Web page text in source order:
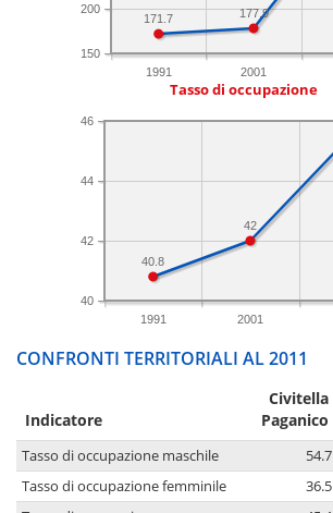
1991 2001
150
200 177.9
171.7
Tasso di occupazione
1991 2001
40
42
44
46
42
40.8
CONFRONTI TERRITORIALI AL 2011
Indicatore
Civitella
Paganico
Tasso di occupazione maschile 54.7
Tasso di occupazione femminile
36.5